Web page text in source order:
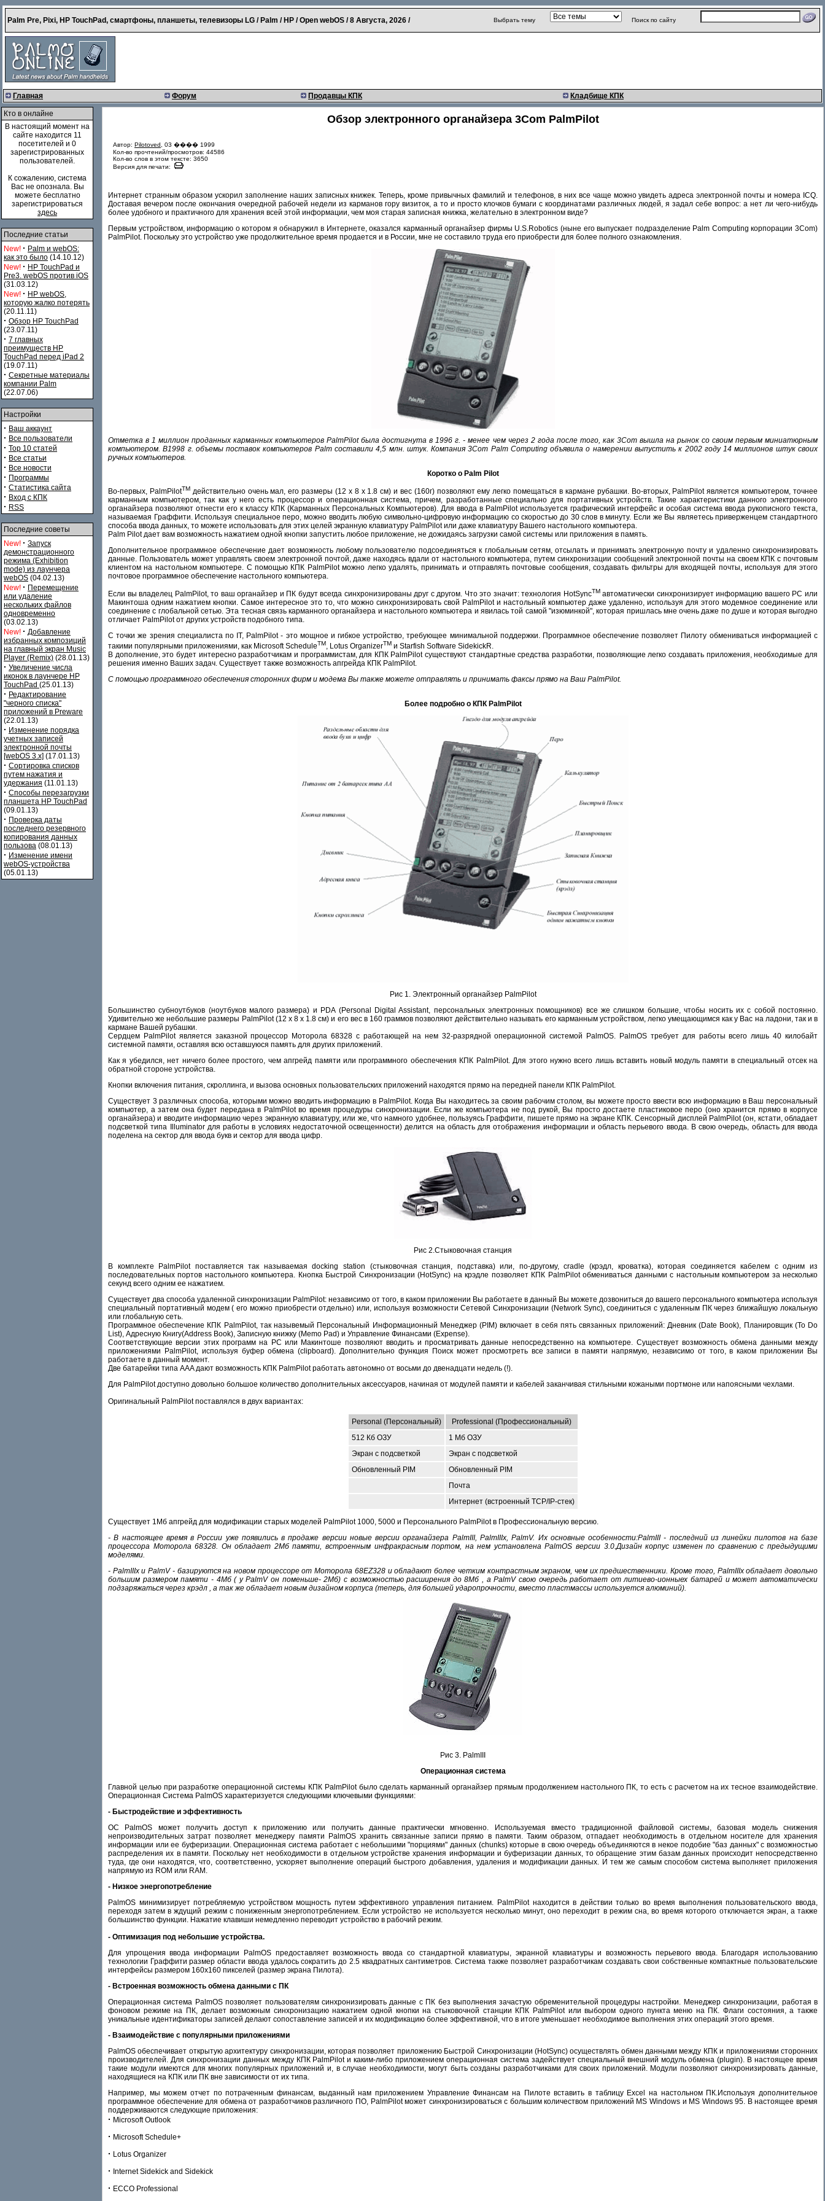
Palm Pre, Pixi, HP TouchPad, смартфоны, планшеты, телевизоры LG / Palm / HP / Open webOS /8 Августа, 2026 / Выбрать тему Поиск по сайту
Главная Форум Продавцы КПК Кладбище КПК
Кто в онлайне
В настоящий момент на
сайте находится 11
посетителей и 0
зарегистрированных
пользователей.
К сожалению, система
Вас не опознала. Вы
можете бесплатно
зарегистрироваться
здесь
Последние статьи
New! · Palm и webOS:
как это было (14.10.12)
New! · HP TouchPad и
Pre3. webOS против iOS
(31.03.12)
New! · HP webOS,
которую жалко потерять
(20.11.11)
· Обзор HP TouchPad
(23.07.11)
· 7 главных
преимуществ HP
TouchPad перед iPad 2
(19.07.11)
· Секретные материалы
компании Palm
(22.07.06)
Настройки
· Ваш аккаунт
· Все пользователи
· Top 10 статей
· Все статьи
· Все новости
· Программы
· Статистика сайта
· Вход с КПК
· RSS
Последние советы
New! · Запуск
демонстрационного
режима (Exhibition
mode) из лаунчера
webOS (04.02.13)
New! · Перемещение
или удаление
нескольких файлов
одновременно
(03.02.13)
New! · Добавление
избранных композиций
на главный экран Music
Player (Remix) (28.01.13)
· Увеличение числа
иконок в лаунчере HP
TouchPad (25.01.13)
· Редактирование
"черного списка"
приложений в Preware
(22.01.13)
· Изменение порядка
учетных записей
электронной почты
[webOS 3.x] (17.01.13)
· Сортировка списков
путем нажатия и
удержания (11.01.13)
· Способы перезагрузки
планшета HP TouchPad
(09.01.13)
· Проверка даты
последнего резервного
копирования данных
пользова (08.01.13)
· Изменение имени
webOS-устройства
(05.01.13)
Обзор электронного органайзера 3Com PalmPilot
Автор: Pilotoved , 03 ���� 1999
Кол-во прочтений/просмотров: 44586
Кол-во слов в этом тексте: 3650
Версия для печати:
Интернет странным образом ускорил заполнение наших записных книжек. Теперь, кроме привычных фамилий и телефонов, в них все чаще можно увидеть адреса электронной почты и номера ICQ.
Доставая вечером после окончания очередной рабочей недели из карманов гору визиток, а то и просто клочков бумаги с координатами различных людей, я задал себе вопрос: а нет ли чего-нибудь
более удобного и практичного для хранения всей этой информации, чем моя старая записная книжка, желательно в электронном виде?
Первым устройством, информацию о котором я обнаружил в Интернете, оказался карманный органайзер фирмы U.S.Robotics (ныне его выпускает подразделение Palm Computing корпорации 3Com)
PalmPilot. Поскольку это устройство уже продолжительное время продается и в России, мне не составило труда его приобрести для более полного ознакомления.
Отметка в 1 миллион проданных карманных компьютеров PalmPilot была достигнута в 1996 г. - менее чем через 2 года после того, как 3Com вышла на рынок со своим первым миниатюрным
компьютером. В1998 г. объемы поставок компьютеров Palm составили 4,5 млн. штук. Компания 3Com Palm Computing объявила о намерении выпустить к 2002 году 14 миллионов штук своих
ручных компьютеров.
Коротко о Palm Pilot
Во-первых, PalmPilotTMдействительно очень мал, его размеры (12 х 8 х 1.8 см) и вес (160г) позволяют ему легко помещаться в кармане рубашки. Во-вторых, PalmPilot является компьютером, точнее
карманным компьютером, так как у него есть процессор и операционная система, причем, разработанные специально для портативных устройств. Такие характеристики данного электронного
органайзера позволяют отнести его к классу КПК (Карманных Персональных Компьютеров). Для ввода в PalmPilot используется графический интерфейс и особая система ввода рукописного текста,
называемая Граффити. Используя специальное перо, можно вводить любую символьно-цифровую информацию со скоростью до 30 слов в минуту. Если же Вы являетесь приверженцем стандартного
способа ввода данных, то можете использовать для этих целей экранную клавиатуру PalmPilot или даже клавиатуру Вашего настольного компьютера.
Palm Pilot дает вам возможность нажатием одной кнопки запустить любое приложение, не дожидаясь загрузки самой системы или приложения в память.
Дополнительное программное обеспечение дает возможность любому пользователю подсоединяться к глобальным сетям, отсылать и принимать электронную почту и удаленно синхронизировать
данные. Пользователь может управлять своем электронной почтой, даже находясь вдали от настольного компьютера, путем синхронизации сообщений электронной почты на своем КПК с почтовым
клиентом на настольном компьютере. С помощью КПК PalmPilot можно легко удалять, принимать и отправлять почтовые сообщения, создавать фильтры для входящей почты, используя для этого
почтовое программное обеспечение настольного компьютера.
Если вы владелец PalmPilot, то ваш органайзер и ПК будут всегда синхронизированы друг с другом. Что это значит: технология HotSyncTMавтоматически синхронизирует информацию вашего PC или
Макинтоша одним нажатием кнопки. Самое интересное это то, что можно синхронизировать свой PalmPilot и настольный компьютер даже удаленно, используя для этого модемное соединение или
соединение с глобальной сетью. Эта тесная связь карманного органайзера и настольного компьютера и явилась той самой "изюминкой", которая пришлась мне очень даже по душе и которая выгодно
отличает PalmPilot от других устройств подобного типа.
С точки же зрения специалиста по IT, PalmPilot - это мощное и гибкое устройство, требующее минимальной поддержки. Программное обеспечение позволяет Пилоту обмениваться информацией с
такими популярными приложениями, как Microsoft ScheduleTM, Lotus OrganizerTM и Starfish Software SidekickR.
В дополнение, это будет интересно разработчикам и программистам, для КПК PalmPilot существуют стандартные средства разработки, позволяющие легко создавать приложения, необходимые для
решения именно Ваших задач. Существует также возможность апгрейда КПК PalmPilot.
С помощью программного обеспечения сторонних фирм и модема Вы также можете отправлять и принимать факсы прямо на Ваш PalmPilot.
Более подробно о КПК PalmPilot
Рис 1. Электронный органайзер PalmPilot
Большинство субноутбуков (ноутбуков малого размера) и PDA (Personal Digital Assistant, персональных электронных помощников) все же слишком большие, чтобы носить их с собой постоянно.
Удивительно же небольшие размеры PalmPilot (12 х 8 х 1.8 см) и его вес в 160 граммов позволяют действительно называть его карманным устройством, легко умещающимся как у Вас на ладони, так и в
кармане Вашей рубашки.
Сердцем PalmPilot является заказной процессор Моторола 68328 с работающей на нем 32-разрядной операционной системой PalmOS. PalmOS требует для работы всего лишь 40 килобайт
системной памяти, оставляя всю оставшуюся память для других приложений.
Как я убедился, нет ничего более простого, чем апгрейд памяти или программного обеспечения КПК PalmPilot. Для этого нужно всего лишь вставить новый модуль памяти в специальный отсек на
обратной стороне устройства.
Кнопки включения питания, скроллинга, и вызова основных пользовательских приложений находятся прямо на передней панели КПК PalmPilot.
Существует 3 различных способа, которыми можно вводить информацию в PalmPilot. Когда Вы находитесь за своим рабочим столом, вы можете просто ввести всю информацию в Ваш персональный
компьютер, а затем она будет передана в PalmPilot во время процедуры синхронизации. Если же компьютера не под рукой, Вы просто достаете пластиковое перо (оно хранится прямо в корпусе
органайзера) и вводите информацию через экранную клавиатуру, или же, что намного удобнее, пользуясь Граффити, пишете прямо на экране КПК. Сенсорный дисплей PalmPilot (он, кстати, обладает
подсветкой типа Illuminator для работы в условиях недостаточной освещенности) делится на область для отображения информации и область перьевого ввода. В свою очередь, область для ввода
поделена на сектор для ввода букв и сектор для ввода цифр.
Рис 2.Стыковочная станция
В комплекте PalmPilot поставляется так называемая docking station (стыковочная станция, подставка) или, по-другому, cradle (крэдл, кроватка), которая соединяется кабелем с одним из
последовательных портов настольного компьютера. Кнопка Быстрой Синхронизации (HotSync) на крэдле позволяет КПК PalmPilot обмениваться данными с настольным компьютером за несколько
секунд всего одним ее нажатием.
Существует два способа удаленной синхронизации PalmPilot: независимо от того, в каком приложении Вы работаете в данный Вы можете дозвониться до вашего персонального компьютера используя
специальный портативный модем ( его можно приобрести отдельно) или, используя возможности Сетевой Синхронизации (Network Sync), соединиться с удаленным ПК через ближайшую локальную
или глобальную сеть.
Программное обеспечение КПК PalmPilot, так назывемый Персональный Информационный Менеджер (PIM) включает в себя пять связанных приложений: Дневник (Date Book), Планировщик (To Do
List), Адресную Книгу(Address Book), Записную книжку (Memo Pad) и Управление Финансами (Expense).
Соответствующие версии этих программ на PC или Макинтоше позволяют вводить и просматривать данные непосредственно на компьютере. Существует возможность обмена данными между
приложениями PalmPilot, используя буфер обмена (clipboard). Дополнительно функция Поиск может просмотреть все записи в памяти напрямую, независимо от того, в каком приложении Вы
работаете в данный момент.
Две батарейки типа AAA дают возможность КПК PalmPilot работать автономно от восьми до двенадцати недель (!).
Для PalmPilot доступно довольно большое количество дополнительных аксессуаров, начиная от модулей памяти и кабелей заканчивая стильными кожаными портмоне или напоясными чехлами.
Оригинальный PalmPilot поставлялся в двух вариантах:
Personal (Персональный)
Professional (Профессиональный)
512 Кб ОЗУ
1 Мб ОЗУ
Экран с подсветкой
Экран с подсветкой
Обновленный PIM
Обновленный PIM
Почта
Интернет (встроенный TCP/IP-стек)
Существует 1Mб апгрейд для модификации старых моделей PalmPilot 1000, 5000 и Персонального PalmPilot в Профессиональную версию.
- В настоящее время в России уже появились в продаже версии новые версии органайзера PalmIII, PalmIIIx, PalmV. Их основные особенности:PalmIII - последний из линейки пилотов на базе
процессора Моторола 68328. Он обладает 2Мб памяти, встроенным инфракрасным портом, на нем установлена PalmOS версии 3.0.Дизайн корпус изменен по сравнению с предыдущими
моделями.
- PalmIIIx и PalmV - базируются на новом процессоре от Моторола 68EZ328 и обладают более четким контрастным экраном, чем их предшественники. Кроме того, PalmIIIx обладает довольно
большим размером памяти - 4Мб ( у PalmV он поменьше- 2Мб) с возможностью расширения до 8Мб , а PalmV свою очередь работает от литиево-ионныех батарей и может автоматически
подзаряжаться через крэдл , а так же обладает новым дизайном корпуса (теперь, для большей ударопрочности, вместо пластмассы используется алюминий).
Рис 3. PalmIII
Операционная система
Главной целью при разработке операционной системы КПК PalmPilot было сделать карманный органайзер прямым продолжением настольного ПК, то есть с расчетом на их тесное взаимодействие.
Операционная Система PalmOS характеризуется следующими ключевыми функциями:
- Быстродействие и эффективность
ОС PalmOS может получить доступ к приложению или получить данные практически мгновенно. Используемая вместо традиционной файловой системы, базовая модель снижения
непроизводительных затрат позволяет менеджеру памяти PalmOS хранить связанные записи прямо в памяти. Таким образом, отпадает необходимость в отдельном носителе для хранения
информации или ее буферизации. Операционная система работает с небольшими "порциями" данных (chunks) которые в свою очередь объединяются в некое подобие "баз данных" с возможностью
распределения их в памяти. Поскольку нет необходимости в отдельном устройстве хранения информации и буферизации данных, то обращение этим базам данных происходит непосредственно
туда, где они находятся, что, соответственно, ускоряет выполнение операций быстрого добавления, удаления и модификации данных. И тем же самым способом система выполняет приложения
напрямую из ROM или RAM.
- Низкое энергопотребление
PalmOS минимизирует потребляемую устройством мощность путем эффективного управления питанием. PalmPilot находится в действии только во время выполнения пользовательского ввода,
переходя затем в ждущий режим с пониженным энергопотреблением. Если устройство не используется несколько минут, оно переходит в режим сна, во время которого отключается экран, а также
большинство функции. Нажатие клавиши немедленно переводит устройство в рабочий режим.
- Оптимизация под небольшие устройства.
Для упрощения ввода информации PalmOS предоставляет возможность ввода со стандартной клавиатуры, экранной клавиатуры и возможность перьевого ввода. Благодаря использованию
технологии Граффити размер области ввода удалось сократить до 2.5 квадратных сантиметров. Система также позволяет разработчикам создавать свои собственные компактные пользовательские
интерфейсы размером 160x160 пикселей (размер экрана Пилота).
- Встроенная возможность обмена данными с ПК
Операционная система PalmOS позволяет пользователям синхронизировать данные с ПК без выполнения зачастую обременительной процедуры настройки. Менеджер синхронизации, работая в
фоновом режиме на ПК, делает возможным синхронизацию нажатием одной кнопки на стыковочной станции КПК PalmPilot или выбором одного пункта меню на ПК. Флаги состояния, а также
уникальные идентификаторы записей делают сопоставление записей и их модификацию более эффективной, что в итоге уменьшает необходимое выполнения этих операций этого время.
- Взаимодействие с популярными приложениями
PalmOS обеспечивает открытую архитектуру синхронизации, которая позволяет приложению Быстрой Синхронизации (HotSync) осуществлять обмен данными между КПК и приложениями сторонних
производителей. Для синхронизации данных между КПК PalmPilot и каким-либо приложением операционная система задействует специальный внешний модуль обмена (plugin). В настоящее время
такие модули имеются для многих популярных приложений и, в случае необходимости, могут быть созданы разработчиками для своих приложений. Модули позволяют синхронизировать данные,
находящиеся на КПК или ПК вне зависимости от их типа.
Например, мы можем отчет по потраченным финансам, выданный нам приложением Управление Финансам на Пилоте вставить в таблицу Excel на настольном ПК.Используя дополнительное
программное обеспечение для обмена от разработчиков различного ПО, PalmPilot может синхронизироваться с большим количеством приложений MS Windows и MS Windows 95. В настоящее время
поддерживаются следующие приложения:
· Microsoft Outlook
· Microsoft Schedule+
· Lotus Organizer
· Internet Sidekick and Sidekick
· ECCO Professional